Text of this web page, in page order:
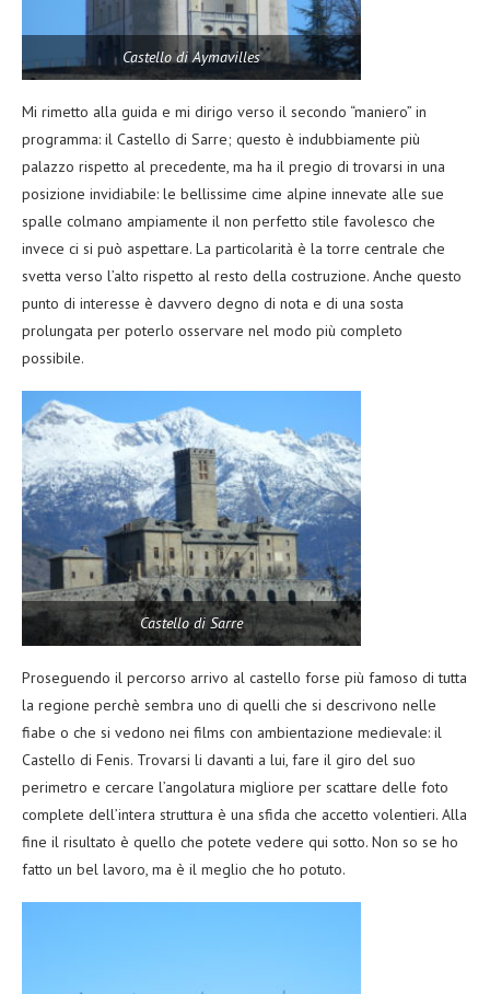
Castello di Aymavilles
Mi rimetto alla guida e mi dirigo verso il secondo “maniero” in
programma: il Castello di Sarre; questo è indubbiamente più
palazzo rispetto al precedente, ma ha il pregio di trovarsi in una
posizione invidiabile: le bellissime cime alpine innevate alle sue
spalle colmano ampiamente il non perfetto stile favolesco che
invece ci si può aspettare. La particolarità è la torre centrale che
svetta verso l’alto rispetto al resto della costruzione. Anche questo
punto di interesse è davvero degno di nota e di una sosta
prolungata per poterlo osservare nel modo più completo
possibile.
Castello di Sarre
Proseguendo il percorso arrivo al castello forse più famoso di tutta
la regione perchè sembra uno di quelli che si descrivono nelle
fiabe o che si vedono nei films con ambientazione medievale: il
Castello di Fenis. Trovarsi li davanti a lui, fare il giro del suo
perimetro e cercare l’angolatura migliore per scattare delle foto
complete dell’intera struttura è una sfida che accetto volentieri. Alla
fine il risultato è quello che potete vedere qui sotto. Non so se ho
fatto un bel lavoro, ma è il meglio che ho potuto.